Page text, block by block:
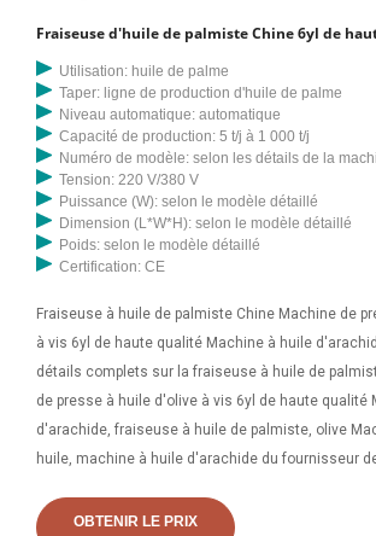
Fraiseuse d'huile de palmiste Chine 6yl de
Utilisation: huile de palme
Taper: ligne de production d'huile de palme
Niveau automatique: automatique
Capacité de production: 5 t/j à 1 000 t/j
Numéro de modèle: selon les détails de la
Tension: 220 V/380 V
Puissance (W): selon le modèle détaillé
Dimension (L*W*H): selon le modèle détaillé
Poids: selon le modèle détaillé
Certification: CE
Fraiseuse à huile de palmiste Chine Machine de
à vis 6yl de haute qualité Machine à huile
détails complets sur la fraiseuse à huile de
de presse à huile d'olive à vis 6yl de haute qualité
d'arachide, fraiseuse à huile de palmiste, olive
huile, machine à huile d'arachide du fournisseur
de graines de moringa, expulseur d'huile de noix
OBTENIR LE PRIX